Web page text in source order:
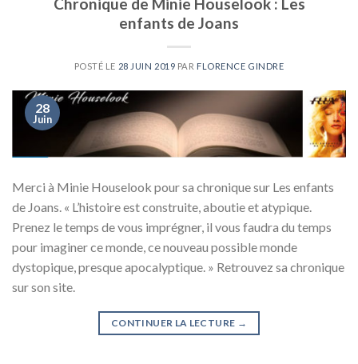
enfants de Joans
POSTÉ LE 28 JUIN 2019 PAR FLORENCE GINDRE
28
Juin
Merci à Minie Houselook pour sa chronique sur Les enfants
de Joans. « L’histoire est construite, aboutie et atypique.
Prenez le temps de vous imprégner, il vous faudra du temps
pour imaginer ce monde, ce nouveau possible monde
dystopique, presque apocalyptique. » Retrouvez sa chronique
sur son site.
CONTINUER LA LECTURE →